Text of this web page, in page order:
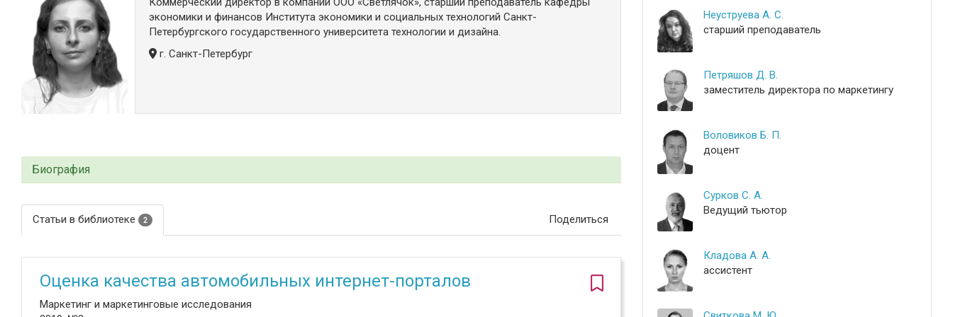
экономики и финансов Института экономики и социальных технологий Санкт-
Петербургского государственного университета технологии и дизайна.
г. Санкт-Петербург
Биография
Статьи в библиотеке 2 Поделиться
Оценка качества автомобильных интернет-порталов
Маркетинг и маркетинговые исследования
Неуструева А. С.
старший преподаватель
Петряшов Д. В.
заместитель директора по маркетингу
Воловиков Б. П.
доцент
Сурков С. А.
Ведущий тьютор
Кладова А. А.
ассистент